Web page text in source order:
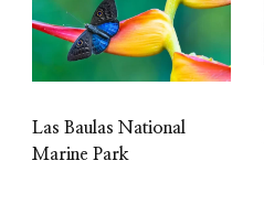
Las Baulas National
Marine Park